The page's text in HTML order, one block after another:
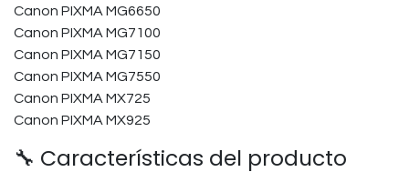
Canon PIXMA MG6650
Canon PIXMA MG7100
Canon PIXMA MG7150
Canon PIXMA MG7550
Canon PIXMA MX725
Canon PIXMA MX925
🔧 Características del producto